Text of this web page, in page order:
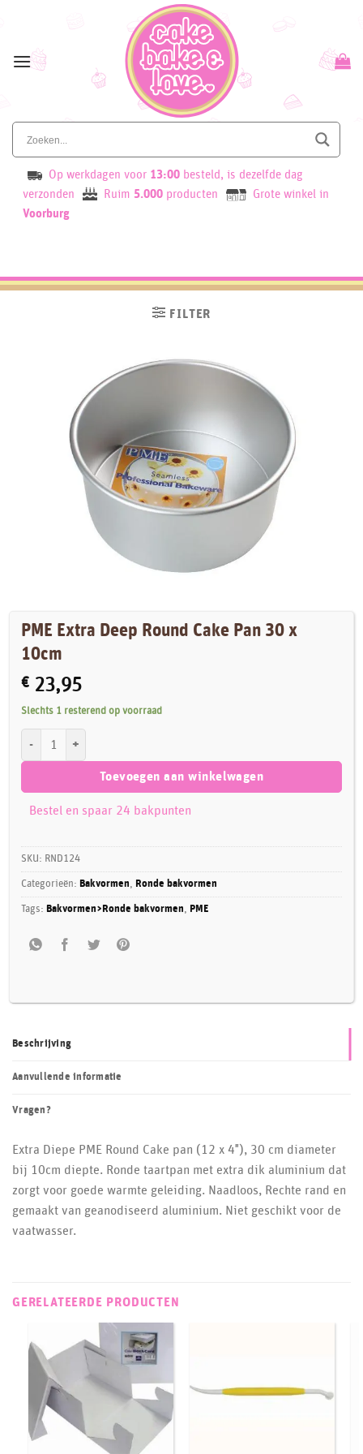
content
Op werkdagen voor 13:00 besteld, is dezelfde dag
verzonden
Ruim 5.000 producten
Grote winkel in
Voorburg
FILTER
PME Extra Deep Round Cake Pan 30 x
10cm
€ 23,95
Slechts 1 resterend op voorraad
Toevoegen aan winkelwagen
Bestel en spaar 24 bakpunten
SKU: RND124
Categorieën: Bakvormen, Ronde bakvormen
Tags: Bakvormen>Ronde bakvormen, PME
Beschrijving
Aanvullende informatie
Vragen?
Extra Diepe PME Round Cake pan (12 x 4″), 30 cm diameter
bij 10cm diepte. Ronde taartpan met extra dik aluminium dat
zorgt voor goede warmte geleiding. Naadloos, Rechte rand en
gemaakt van geanodiseerd aluminium. Niet geschikt voor de
vaatwasser.
GERELATEERDE PRODUCTEN